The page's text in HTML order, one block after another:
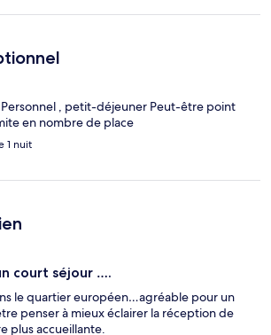
, petit-déjeuner Peut-être point
en nombre de place
1 nuit
court séjour ….
le quartier européen…agréable pour un
penser à mieux éclairer la réception de
plus accueillante.